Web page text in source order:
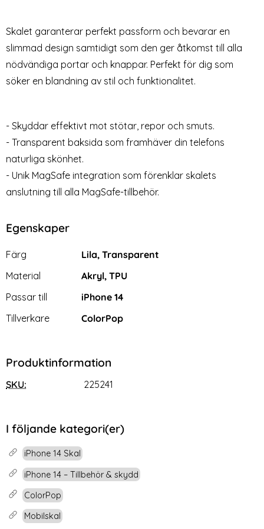
- Premium
rea pris
129 kr Välj ... rea pris
99 kr tidigare pris
249 kr
Tillgänglighet:
[3-Pack] iPhone 14
Skalet garanterar perfekt passform och bevarar en
slimmad design samtidigt som den ger åtkomst till alla
nödvändiga portar och knappar. Perfekt för dig som
söker en blandning av stil och funktionalitet.
- Skyddar effektivt mot stötar, repor och smuts.
- Transparent baksida som framhäver din telefons
naturliga skönhet.
- Unik MagSafe integration som förenklar skalets
anslutning till alla MagSafe-tillbehör.
Egenskaper
Egenskaper/attribut för denna produkt
Attribut
Färg
Lila, Transparent
Material
Akryl, TPU
Passar till
iPhone 14
Tillverkare
ColorPop
Produktinformation
SKU: 225241
I följande kategori(er)
iPhone 14 Skal
iPhone 14 – Tillbehör & skydd
ColorPop
Mobilskal